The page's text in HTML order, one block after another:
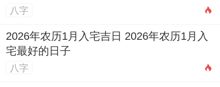
八字
2026年农历1月入宅吉日 2026年农历1月入
宅最好的日子
八字